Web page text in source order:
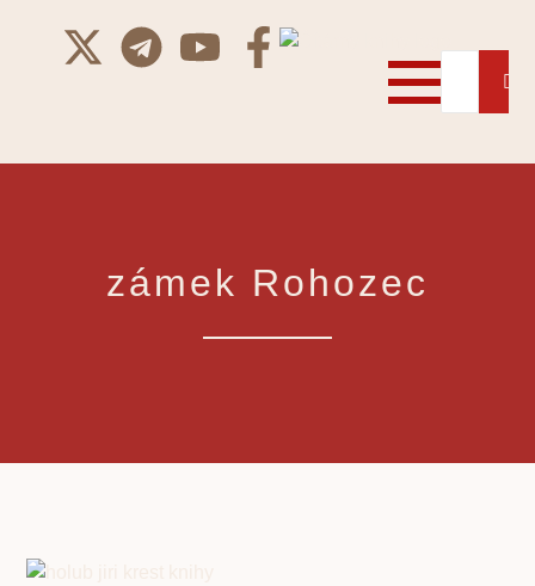
zámek Rohozec